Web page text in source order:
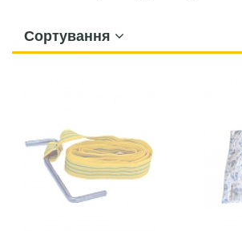
Сортування